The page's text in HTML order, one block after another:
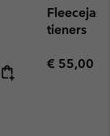
Fleecejas
tieners
Regular
€ 55,00